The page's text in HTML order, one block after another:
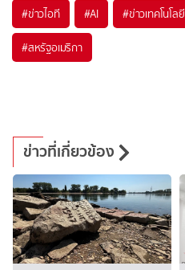
#ข่าวไอที #AI #ข่าวเทคโนโลยี
#สหรัฐอเมริกา
ข่าวที่เกี่ยวข้อง